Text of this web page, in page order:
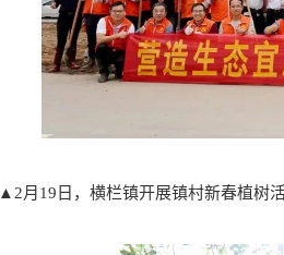
▲2月19日，横栏镇开展镇村新春植树